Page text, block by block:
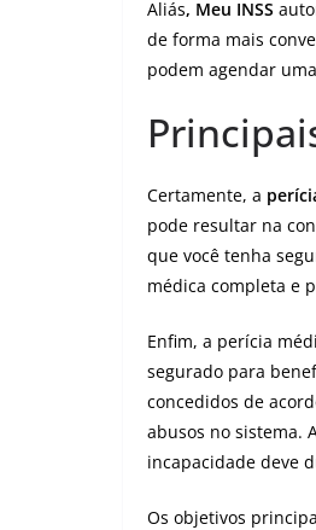
Aliás, Meu INSS
de forma mais
podem agendar
Certamente, a
pode resultar na
que você tenha
médica completa e
Enfim, a perícia
segurado para
concedidos de
abusos no sistema.
incapacidade deve
Os objetivos